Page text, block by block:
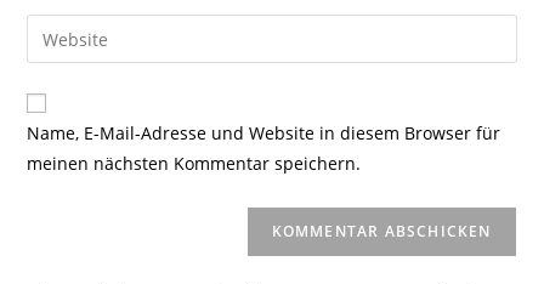
zum
Kommentieren
ein
E-
Mail-
zum
Kommentieren
ein
Gib
deine
Website-
URL
Name, E-Mail-Adresse und Website in diesem Browser für
meinen nächsten Kommentar speichern.